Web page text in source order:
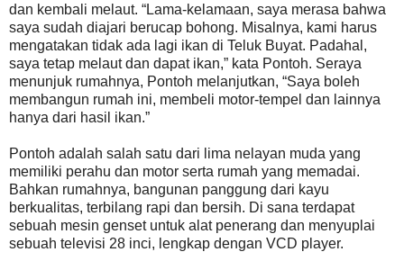
dan kembali melaut. “Lama-kelamaan, saya merasa bahwa
saya sudah diajari berucap bohong. Misalnya, kami harus
mengatakan tidak ada lagi ikan di Teluk Buyat. Padahal,
saya tetap melaut dan dapat ikan,” kata Pontoh. Seraya
menunjuk rumahnya, Pontoh melanjutkan, “Saya boleh
membangun rumah ini, membeli motor-tempel dan lainnya
hanya dari hasil ikan.”
Pontoh adalah salah satu dari lima nelayan muda yang
memiliki perahu dan motor serta rumah yang memadai.
Bahkan rumahnya, bangunan panggung dari kayu
berkualitas, terbilang rapi dan bersih. Di sana terdapat
sebuah mesin genset untuk alat penerang dan menyuplai
sebuah televisi 28 inci, lengkap dengan VCD player.